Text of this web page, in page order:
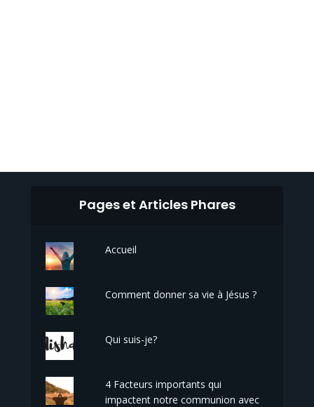
Pages et Articles Phares
Accueil
Comment donner sa vie à Jésus ?
Qui suis-je?
4 Facteurs importants qui
impactent notre communion avec